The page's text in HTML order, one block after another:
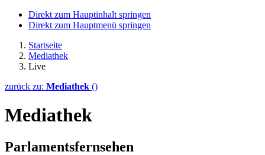
Direkt zum Hauptinhalt springen
Direkt zum Hauptmenü springen
Startseite
Mediathek
Live
zurück zu: Mediathek ()
Mediathek
Parlamentsfernsehen